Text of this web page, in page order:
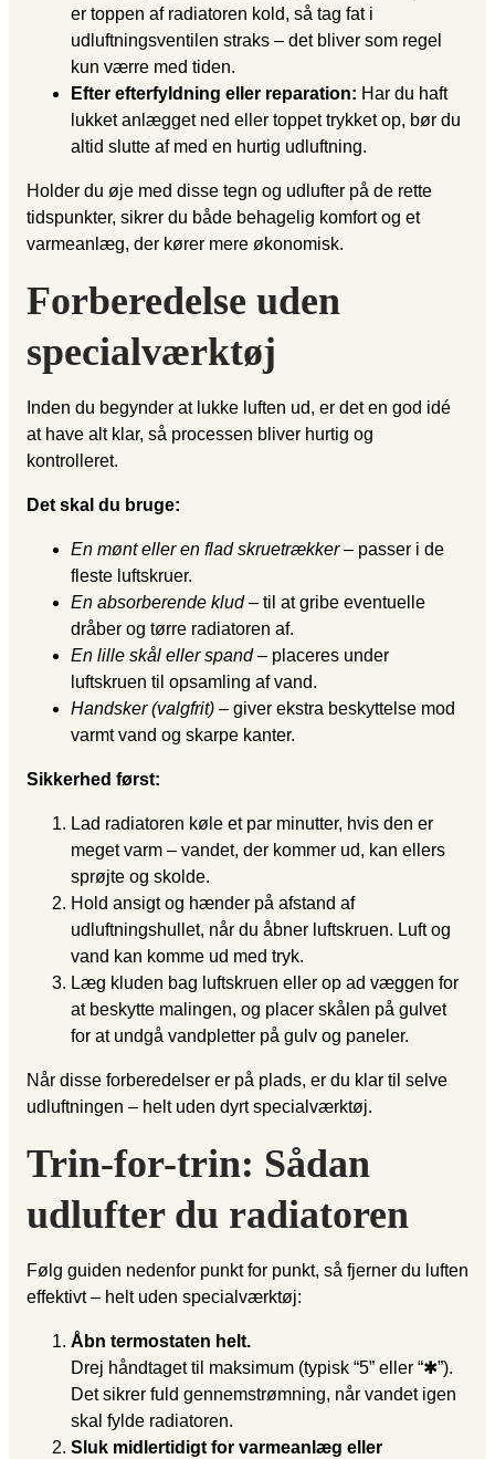
er toppen af radiatoren kold, så tag fat i
udluftningsventilen straks – det bliver som regel
kun værre med tiden.
Efter efterfyldning eller reparation: Har du haft
lukket anlægget ned eller toppet trykket op, bør du
altid slutte af med en hurtig udluftning.
Holder du øje med disse tegn og udlufter på de rette
tidspunkter, sikrer du både behagelig komfort og et
varmeanlæg, der kører mere økonomisk.
Forberedelse uden
specialværktøj
Inden du begynder at lukke luften ud, er det en god idé
at have alt klar, så processen bliver hurtig og
kontrolleret.
Det skal du bruge:
En mønt eller en flad skruetrækker– passer i de
fleste luftskruer.
En absorberende klud– til at gribe eventuelle
dråber og tørre radiatoren af.
En lille skål eller spand– placeres under
luftskruen til opsamling af vand.
Handsker (valgfrit) – giver ekstra beskyttelse mod
varmt vand og skarpe kanter.
Sikkerhed først:
Lad radiatoren køle et par minutter, hvis den er
meget varm – vandet, der kommer ud, kan ellers
sprøjte og skolde.
Hold ansigt og hænder på afstand af
udluftningshullet, når du åbner luftskruen. Luft og
vand kan komme ud med tryk.
Læg kluden bag luftskruen eller op ad væggen for
at beskytte malingen, og placer skålen på gulvet
for at undgå vandpletter på gulv og paneler.
Når disse forberedelser er på plads, er du klar til selve
udluftningen – helt uden dyrt specialværktøj.
Trin-for-trin: Sådan
udlufter du radiatoren
Følg guiden nedenfor punkt for punkt, så fjerner du luften
effektivt – helt uden specialværktøj:
Åbn termostaten helt.
Drej håndtaget til maksimum (typisk “5” eller “✱”).
Det sikrer fuld gennemstrømning, når vandet igen
skal fylde radiatoren.
Sluk midlertidigt for varmeanlæg eller